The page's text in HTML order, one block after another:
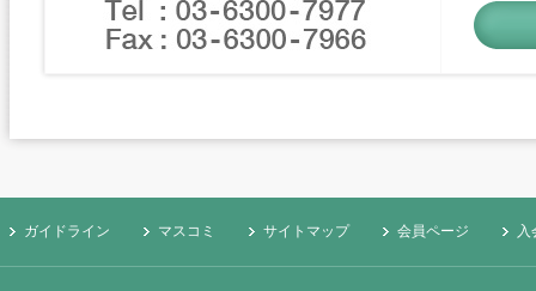
ガイドライン マスコミ サイトマップ 会員ページ 入